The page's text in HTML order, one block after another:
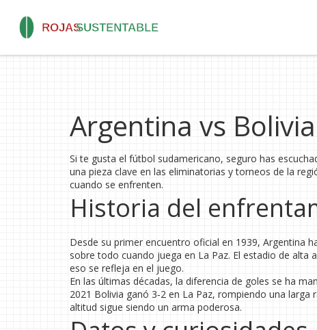
Argentina vs
Si te gusta el fútbol sudamericano, seguro has
una pieza clave en las eliminatorias y torneos de la
cuando se enfrenten.
Historia del
Desde su primer encuentro oficial en 1939, Argentina
sobre todo cuando juega en La Paz. El estadio de
eso se refleja en el juego.
En las últimas décadas, la diferencia de goles se ha
2021 Bolivia ganó 3‑2 en La Paz, rompiendo una
altitud sigue siendo un arma poderosa.